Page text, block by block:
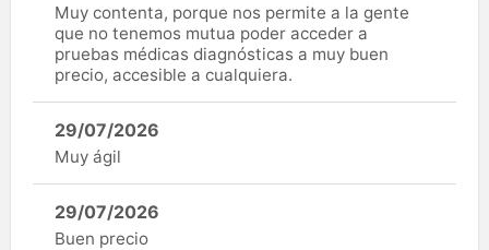
Muy contenta, porque nos permite a la gente
que no tenemos mutua poder acceder a
pruebas médicas diagnósticas a muy buen
precio, accesible a cualquiera.
29/07/2026
Muy ágil
29/07/2026
Buen precio